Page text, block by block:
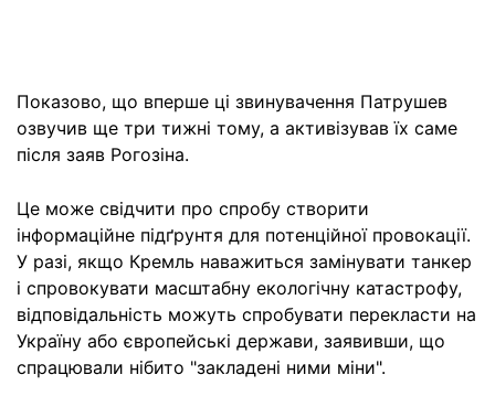
Показово, що вперше ці звинувачення Патрушев
озвучив ще три тижні тому, а активізував їх саме
після заяв Рогозіна.
Це може свідчити про спробу створити
інформаційне підґрунтя для потенційної провокації.
У разі, якщо Кремль наважиться замінувати танкер
і спровокувати масштабну екологічну катастрофу,
відповідальність можуть спробувати перекласти на
Україну або європейські держави, заявивши, що
спрацювали нібито "закладені ними міни".